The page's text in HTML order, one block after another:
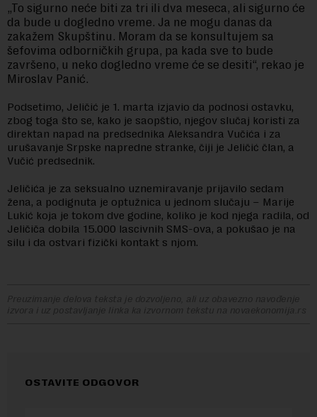
„To sigurno neće biti za tri ili dva meseca, ali sigurno će
da bude u dogledno vreme. Ja ne mogu danas da
zakažem Skupštinu. Moram da se konsultujem sa
šefovima odborničkih grupa, pa kada sve to bude
završeno, u neko dogledno vreme će se desiti“, rekao je
Miroslav Panić.
Podsetimo, Jeličić je 1. marta izjavio da podnosi ostavku,
zbog toga što se, kako je saopštio, njegov slučaj koristi za
direktan napad na predsednika Aleksandra Vučića i za
urušavanje Srpske napredne stranke, čiji je Jeličić član, a
Vučić predsednik.
Jeličića je za seksualno uznemiravanje prijavilo sedam
žena, a podignuta je optužnica u jednom slučaju – Marije
Lukić koja je tokom dve godine, koliko je kod njega radila, od
Jeličiča dobila 15.000 lascivnih SMS-ova, a pokušao je na
silu i da ostvari fizički kontakt s njom.
Preuzimanje delova teksta je dozvoljeno, ali uz obavezno navođenje
izvora i uz postavljanje linka ka izvornom tekstu na novaekonomija.rs
OSTAVITE ODGOVOR